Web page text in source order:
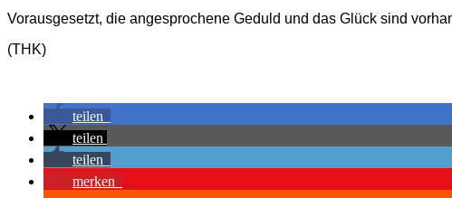
Vorausgesetzt, die angesprochene Geduld und das Glück sind
(THK)
teilen
teilen
teilen
merken